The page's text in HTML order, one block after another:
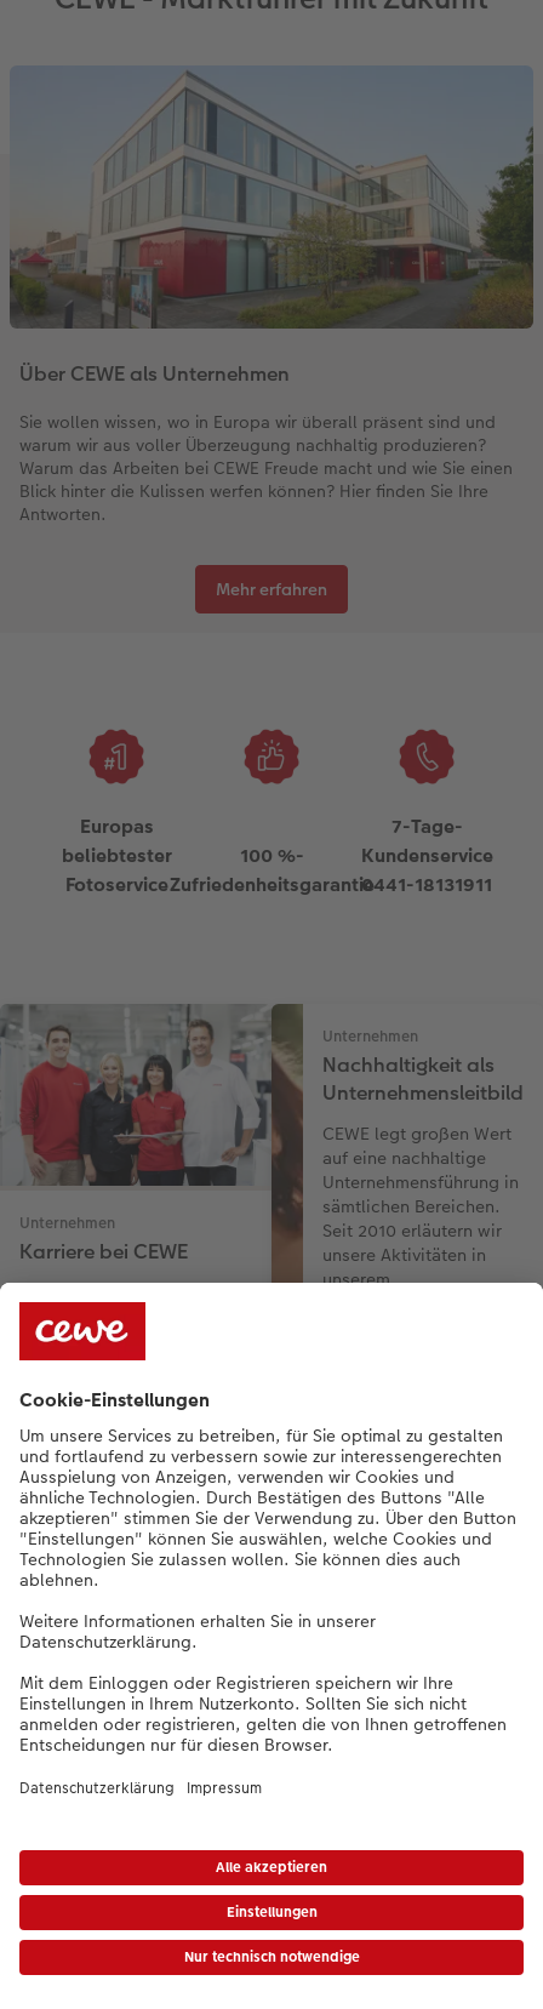
Über CEWE als Unternehmen
Sie wollen wissen, wo in Europa wir überall präsent sind und
warum wir aus voller Überzeugung nachhaltig produzieren?
Warum das Arbeiten bei CEWE Freude macht und wie Sie einen
Blick hinter die Kulissen werfen können? Hier finden Sie Ihre
Antworten.
Mehr erfahren
Europas
beliebtester
Fotoservice
100 %-
Zufriedenheitsgarantie
7-Tage-
Kundenservice
0441-18131911
Unternehmen
Karriere bei CEWE
führendem Fotoservice.
Erfahren Sie mehr über
CEWE und informieren Sie
sich über unsere aktuellen
Jobangebote.
Unternehmen
Nachhaltigkeit als
Unternehmensleitbild
CEWE legt großen Wert
auf eine nachhaltige
Unternehmensführung in
sämtlichen Bereichen.
Seit 2010 erläutern wir
unsere Aktivitäten in
unserem
Unternehmen
Digitalisierung mit
Verantwortung
CEWE verpflichtet
sich zu einer
verantwortungsvollen
Technologien.
Unsere Haltung
haben wir in einer
Charta formuliert.
* Unverbindliche Preisempfehlung. Die Preise gelten inkl. MwSt. zzgl. Versandkosten (ggf. anfallend auch bei
Filialabholung) gem.PreislisteDas abgebildete Produkt hat ggfs. einen höheren Preis.